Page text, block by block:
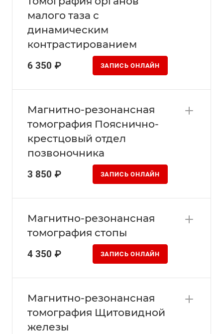
малого таза с
динамическим
контрастированием
6 350 ₽ ЗАПИСЬ ОНЛАЙН
Магнитно-резонансная
томография Пояснично-
крестцовый отдел
позвоночника
3 850 ₽ ЗАПИСЬ ОНЛАЙН
Магнитно-резонансная
томография стопы
4 350 ₽ ЗАПИСЬ ОНЛАЙН
Магнитно-резонансная
томография Щитовидной
железы